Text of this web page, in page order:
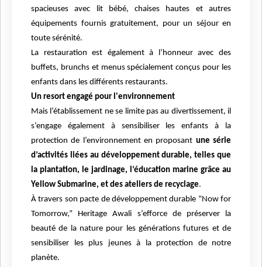
spacieuses avec lit bébé, chaises hautes et autres
équipements fournis gratuitement, pour un séjour en
toute sérénité.
La restauration est également à l’honneur avec des
buffets, brunchs et menus spécialement conçus pour les
enfants dans les différents restaurants.
Un resort engagé pour l'environnement
Mais l’établissement ne se limite pas au divertissement, il
s’engage également à sensibiliser les enfants à la
protection de l’environnement en proposant une série
d’activités liées au développement durable, telles que
la plantation, le jardinage, l’éducation marine grâce au
Yellow Submarine, et des ateliers de recyclage.
À travers son pacte de développement durable “Now for
Tomorrow,” Heritage Awali s’efforce de préserver la
beauté de la nature pour les générations futures et de
sensibiliser les plus jeunes à la protection de notre
planète.